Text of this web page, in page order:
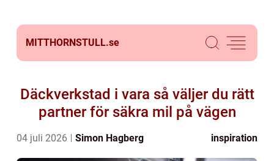
MITTHORNSTULL.se
Däckverkstad i vara så väljer du rätt
partner för säkra mil på vägen
04 juli 2026 Simon Hagberg inspiration